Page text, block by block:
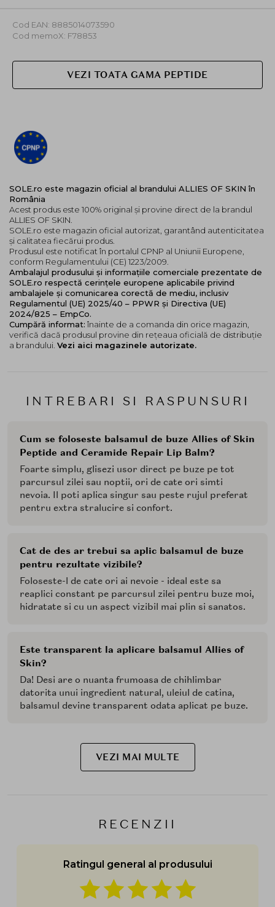
INTREBARI SI RASPUNSURI
Cum se foloseste balsamul de buze Allies of Skin
Peptide and Ceramide Repair Lip Balm?
Foarte simplu, glisezi usor direct pe buze pe tot
parcursul zilei sau noptii, ori de cate ori simti
nevoia. Il poti aplica singur sau peste rujul preferat
pentru extra stralucire si confort.
Cat de des ar trebui sa aplic balsamul de buze
pentru rezultate vizibile?
Foloseste-l de cate ori ai nevoie - ideal este sa
reaplici constant pe parcursul zilei pentru buze moi,
hidratate si cu un aspect vizibil mai plin si sanatos.
Este transparent la aplicare balsamul Allies of
Skin?
Da! Desi are o nuanta frumoasa de chihlimbar
datorita unui ingredient natural, uleiul de catina,
balsamul devine transparent odata aplicat pe buze.
VEZI MAI MULTE
Balsamul de buze are o nuanta de chihlimbar, dar este
uleiului de catina de mare, care are aceeasi colorare
Perfect stratificat singur (sau sub/asupra rujului
preferat datorita formulei sale construibile), reaplicati
stralucire delicioasa si neaderenta. Creeaza o baza
moale, neteda si uniforma, construibila, pentru o
aplicare fara efort a machiajului, asa ca nu uitati sa il
tineti aproape.
Cod EAN: 8885014073590
Cod memoX: F78853
VEZI TOATA GAMA PEPTIDE
SOLE.ro este magazin oficial al brandului ALLIES OF SKIN în
România
Acest produs este 100% original și provine direct de la brandul
ALLIES OF SKIN.
SOLE.ro este magazin oficial autorizat, garantând autenticitatea
și calitatea fiecărui produs.
Produsul este notificat în portalul CPNP al Uniunii Europene,
conform Regulamentului (CE) 1223/2009.
Ambalajul produsului și informațiile comerciale prezentate de
SOLE.ro respectă cerințele europene aplicabile privind
ambalajele și comunicarea corectă de mediu, inclusiv
Regulamentul (UE) 2025/40 – PPWR și Directiva (UE)
2024/825 – EmpCo.
Cumpără informat: înainte de a comanda din orice magazin,
verifică dacă produsul provine din rețeaua oficială de distribuție
a brandului. Vezi aici magazinele autorizate.
RECENZII
Ratingul general al produsului